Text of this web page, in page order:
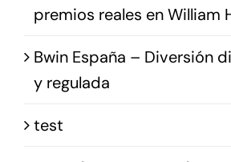
premios reales en William
Bwin España – Diversión
y regulada
test